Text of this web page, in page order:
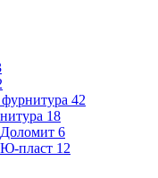
42
18
6
пласт 12